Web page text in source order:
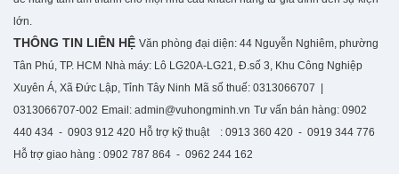
lớn.
THÔNG TIN LIÊN HỆ Văn phòng đại diện: 44 Nguyễn Nghiêm, phường
Tân Phú, TP. HCM Nhà máy: Lô LG20A-LG21, Đ.số 3, Khu Công Nghiệp
Xuyên Á, Xã Đức Lập, Tỉnh Tây Ninh Mã số thuế: 0313066707 |
0313066707-002 Email: admin@vuhongminh.vn Tư vấn bán hàng: 0902
440 434 - 0903 912 420 Hỗ trợ kỹ thuật : 0913 360 420 - 0919 344 776
Hỗ trợ giao hàng : 0902 787 864 - 0962 244 162